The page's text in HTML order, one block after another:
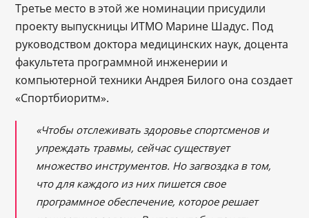
Третье место в этой же номинации присудили
проекту выпускницы ИТМО Марине Шадус. Под
руководством доктора медицинских наук, доцента
факультета программной инженерии и
компьютерной техники Андрея Билого она создает
«Спортбиоритм».
«Чтобы отслеживать здоровье спортсменов и
упреждать травмы, сейчас существует
множество инструментов. Но загвоздка в том,
что для каждого из них пишется свое
программное обеспечение, которое решает